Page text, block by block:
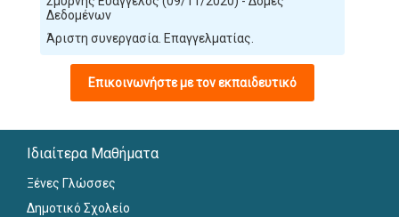
Δεδομένων
Άριστη συνεργασία. Επαγγελματίας.
Επικοινωνήστε με τον εκπαιδευτικό
Ιδιαίτερα Μαθήματα
Ξένες Γλώσσες
Δημοτικό Σχολείο